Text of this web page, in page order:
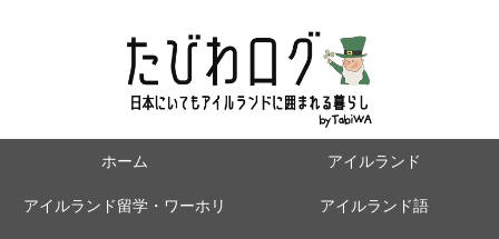
ホーム アイルランド
アイルランド留学・ワーホリ アイルランド語